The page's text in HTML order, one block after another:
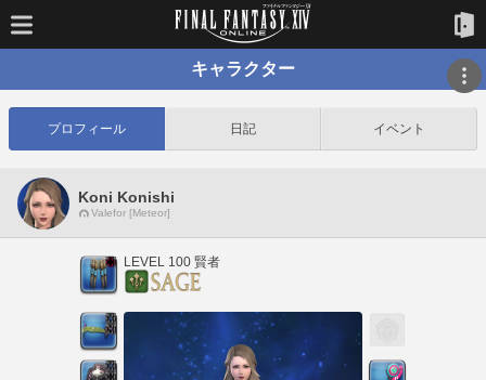
キャラクター
プロフィール 日記 イベント
Koni Konishi
Valefor [Meteor]
LEVEL 100 賢者